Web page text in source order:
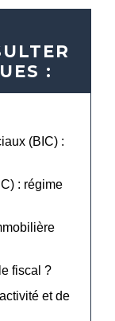
:
(BIC) :
: régime
fiscal ?
et de